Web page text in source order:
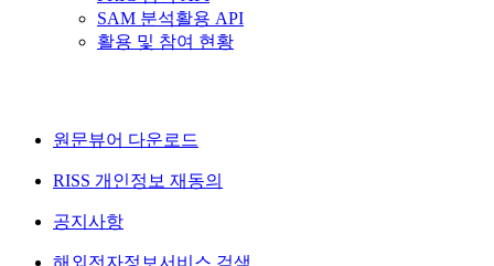
SAM 분석활용 API
활용 및 참여 현황
원문뷰어 다운로드
RISS 개인정보 재동의
공지사항
해외전자정보서비스 검색